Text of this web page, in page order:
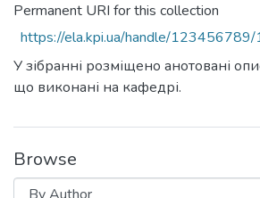
Permanent URI for this collection
https://ela.kpi.ua/handle/
У зібранні розміщено анотовані
що виконані на кафедрі.
Browse